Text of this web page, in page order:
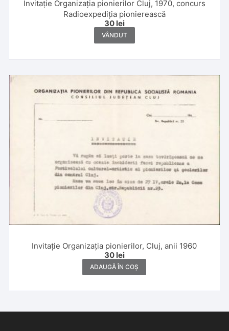
Invitație Organizația pionierilor Cluj, 1970, concurs
Radioexpediția pionierească
30 lei
VÂNDUT
Invitație Organizația pionierilor, Cluj, anii 1960
30 lei
ADAUGĂ ÎN COȘ